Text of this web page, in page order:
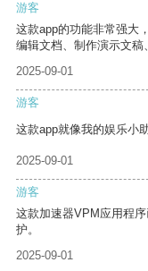
游客
这款app的功能非常强大
编辑文档、制作演示文稿
2025-09-01
游客
这款app就像我的娱乐小
2025-09-01
游客
这款加速器VPM应用程
护。
2025-09-01